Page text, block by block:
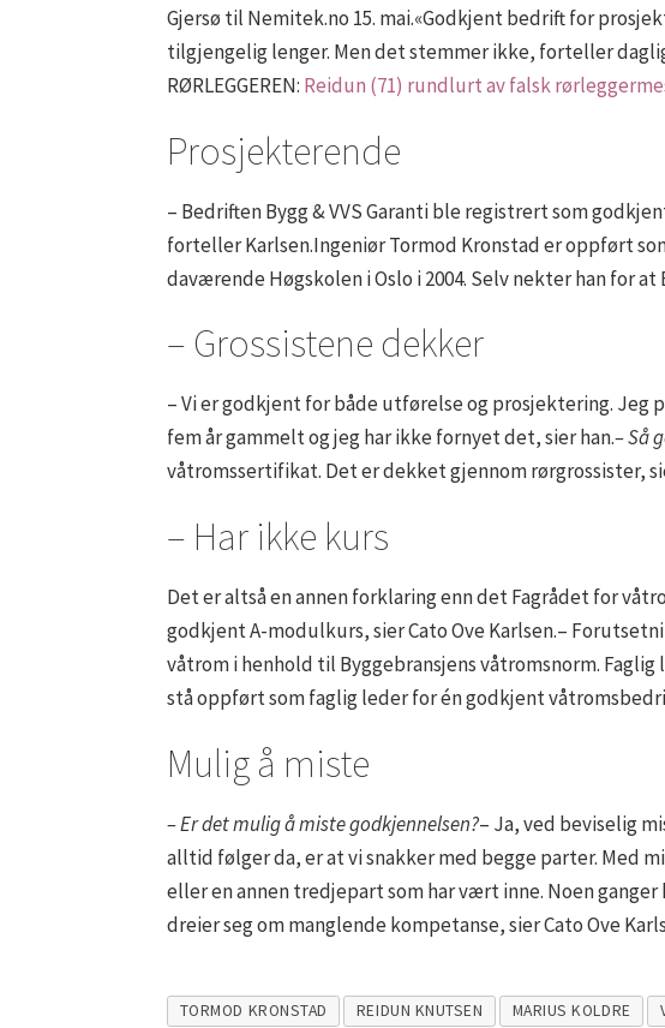
Gjersø til Nemitek.no 15. mai.«Godkjent bedrift for
tilgjengelig lenger. Men det stemmer ikke, forteller daglig
RØRLEGGEREN: Reidun (71) rundlurt av falsk
Prosjekterende
– Bedriften Bygg & VVS Garanti ble registrert som
forteller Karlsen.Ingeniør Tormod Kronstad er oppført
daværende Høgskolen i Oslo i 2004. Selv nekter han for
– Grossistene dekker
– Vi er godkjent for både utførelse og prosjektering.
fem år gammelt og jeg har ikke fornyet det, sier han.– Så
våtromssertifikat. Det er dekket gjennom rørgrossister,
– Har ikke kurs
Det er altså en annen forklaring enn det Fagrådet for
godkjent A-modulkurs, sier Cato Ove Karlsen.–
våtrom i henhold til Byggebransjens våtromsnorm.
stå oppført som faglig leder for én godkjent
Mulig å miste
– Er det mulig å miste godkjennelsen?– Ja, ved beviselig
alltid følger da, er at vi snakker med begge parter. Med
eller en annen tredjepart som har vært inne. Noen
dreier seg om manglende kompetanse, sier Cato Ove
TORMOD KRONSTAD REIDUN KNUTSEN MARIUS KOLDRE